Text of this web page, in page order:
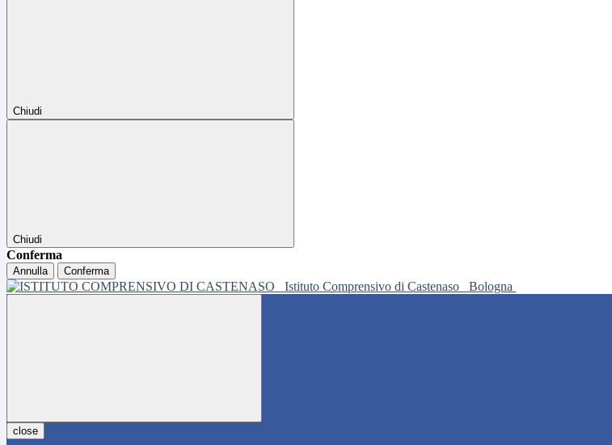
Chiudi
Chiudi
Conferma
Annulla Conferma
Istituto Comprensivo di Castenaso Bologna
close